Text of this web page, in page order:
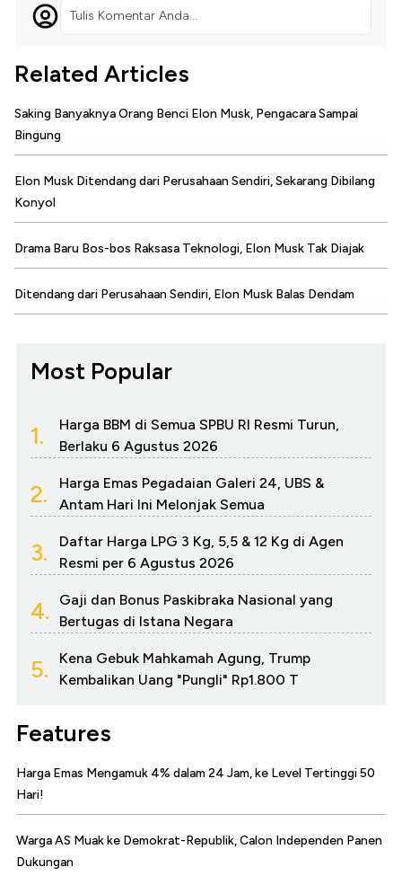
Tulis Komentar Anda...
Related Articles
Saking Banyaknya Orang Benci Elon Musk, Pengacara Sampai
Bingung
Elon Musk Ditendang dari Perusahaan Sendiri, Sekarang Dibilang
Konyol
Drama Baru Bos-bos Raksasa Teknologi, Elon Musk Tak Diajak
Ditendang dari Perusahaan Sendiri, Elon Musk Balas Dendam
Most Popular
1.
Harga BBM di Semua SPBU RI Resmi Turun,
Berlaku 6 Agustus 2026
2.
Harga Emas Pegadaian Galeri 24, UBS &
Antam Hari Ini Melonjak Semua
3.
Daftar Harga LPG 3 Kg, 5,5 & 12 Kg di Agen
Resmi per 6 Agustus 2026
4.
Gaji dan Bonus Paskibraka Nasional yang
Bertugas di Istana Negara
5.
Kena Gebuk Mahkamah Agung, Trump
Kembalikan Uang "Pungli" Rp1.800 T
Features
Harga Emas Mengamuk 4% dalam 24 Jam, ke Level Tertinggi 50
Hari!
Warga AS Muak ke Demokrat-Republik, Calon Independen Panen
Dukungan